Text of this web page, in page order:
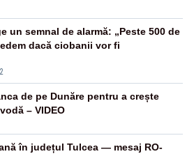
un semnal de alarmă: „Peste 500 de
dacă ciobanii vor fi
de pe Dunăre pentru a crește
– VIDEO
în județul Tulcea — mesaj RO-